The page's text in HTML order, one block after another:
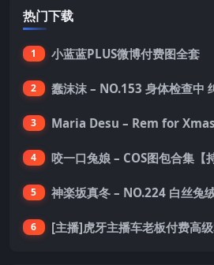
热门下载
1 小蓝蓝PLUS微博付费图全套
2 蠢沫沫 – NO.153 身体检查中
3 Maria Desu – Rem for Xmas
4 咬一口兔娘 – COS图包合集【
5 神楽坂真冬 – NO.224 白丝兔
6